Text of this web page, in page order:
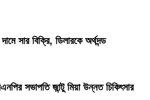
সার বিক্রি, ডিলারকে অর্থদন্ড
সভাপতি জান্টু মিয়া উন্নত চিকিৎসার